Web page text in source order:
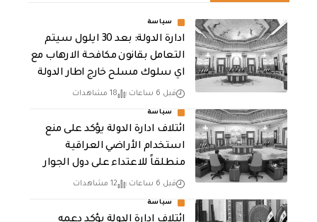
سياسة
ادارة الدولة: بعد 30 ايلول سيتم
التعامل بقانون مكافحة الارهاب مع
اي سلوك مسلح خارج اطار الدولة
قبل 6 ساعات 18 مشاهدات
سياسة
ائتلاف ادارة الدولة يؤكد على منع
استخدام الأراضي العراقية
منطلقاً للاعتداء على دول الجوار
قبل 6 ساعات 12 مشاهدات
سياسة